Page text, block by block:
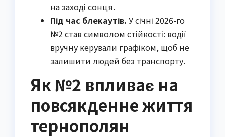
на заході сонця.
Під час блекаутів. У січні 2026-го
№2 став символом стійкості: водії
вручну керували графіком, щоб не
залишити людей без транспорту.
Як №2 впливає на
повсякденне життя
тернополян